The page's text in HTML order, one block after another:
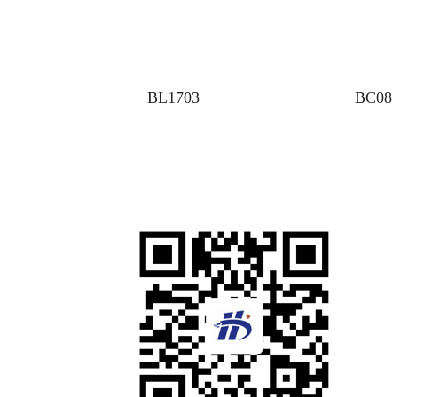
BL1703 BC08